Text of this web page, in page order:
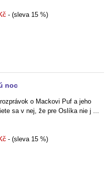
- (sleva 15 %)
noc
o Mackovi Puf a jeho
sa v nej, že pre Oslíka nie j ...
- (sleva 15 %)